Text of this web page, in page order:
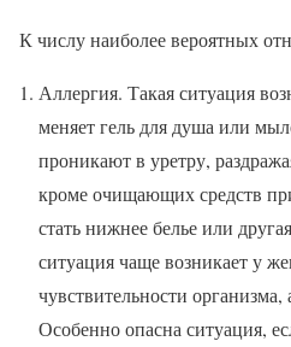
К числу наиболее вероятных
Аллергия. Такая ситуация
меняет гель для душа или
проникают в уретру,
кроме очищающих средств
стать нижнее белье или
ситуация чаще возникает у
чувствительности
Особенно опасна ситуация,